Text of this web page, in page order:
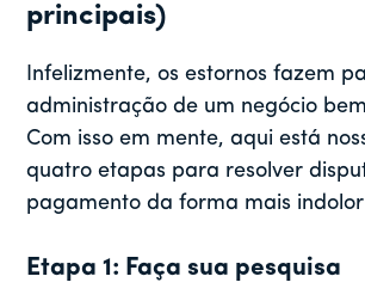
principais)
Infelizmente, os estornos fazem
administração de um negócio
Com isso em mente, aqui está
quatro etapas para resolver
pagamento da forma mais indolor
Etapa 1: Faça sua pesquisa